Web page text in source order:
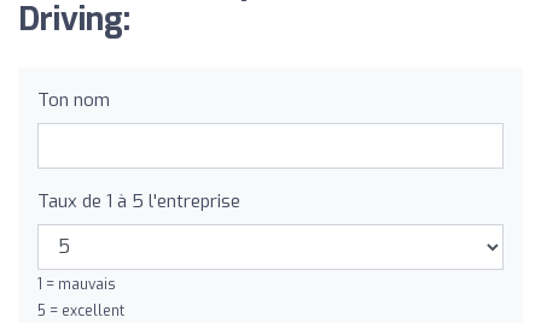
Driving:
Ton nom
Taux de 1 à 5 l'entreprise
1 = mauvais
5 = excellent